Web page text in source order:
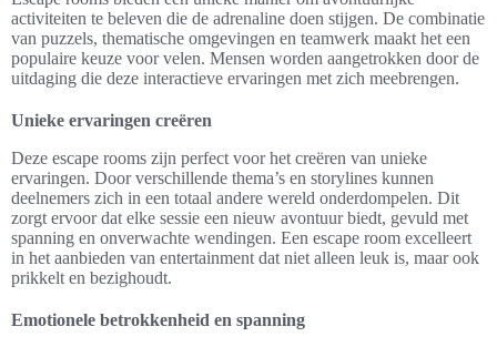
activiteiten te beleven die de adrenaline doen stijgen. De combinatie
van puzzels, thematische omgevingen en teamwerk maakt het een
populaire keuze voor velen. Mensen worden aangetrokken door de
uitdaging die deze interactieve ervaringen met zich meebrengen.
Unieke ervaringen creëren
Deze escape rooms zijn perfect voor het creëren van unieke
ervaringen. Door verschillende thema’s en storylines kunnen
deelnemers zich in een totaal andere wereld onderdompelen. Dit
zorgt ervoor dat elke sessie een nieuw avontuur biedt, gevuld met
spanning en onverwachte wendingen. Een escape room excelleert
in het aanbieden van entertainment dat niet alleen leuk is, maar ook
prikkelt en bezighoudt.
Emotionele betrokkenheid en spanning